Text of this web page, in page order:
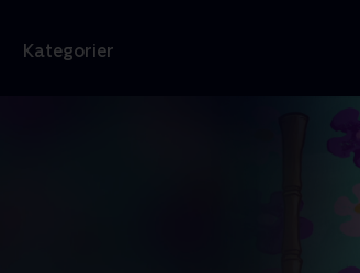
Kategorier